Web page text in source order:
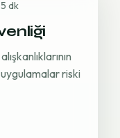
dk
uygulamalar riski